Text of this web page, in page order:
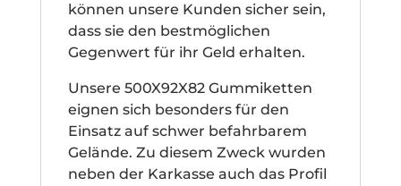
können unsere Kunden sicher sein,
dass sie den bestmöglichen
Gegenwert für ihr Geld erhalten.
Unsere 500X92X82 Gummiketten
eignen sich besonders für den
Einsatz auf schwer befahrbarem
Gelände. Zu diesem Zweck wurden
neben der Karkasse auch das Profil